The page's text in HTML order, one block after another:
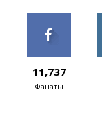
11,737
Фанаты